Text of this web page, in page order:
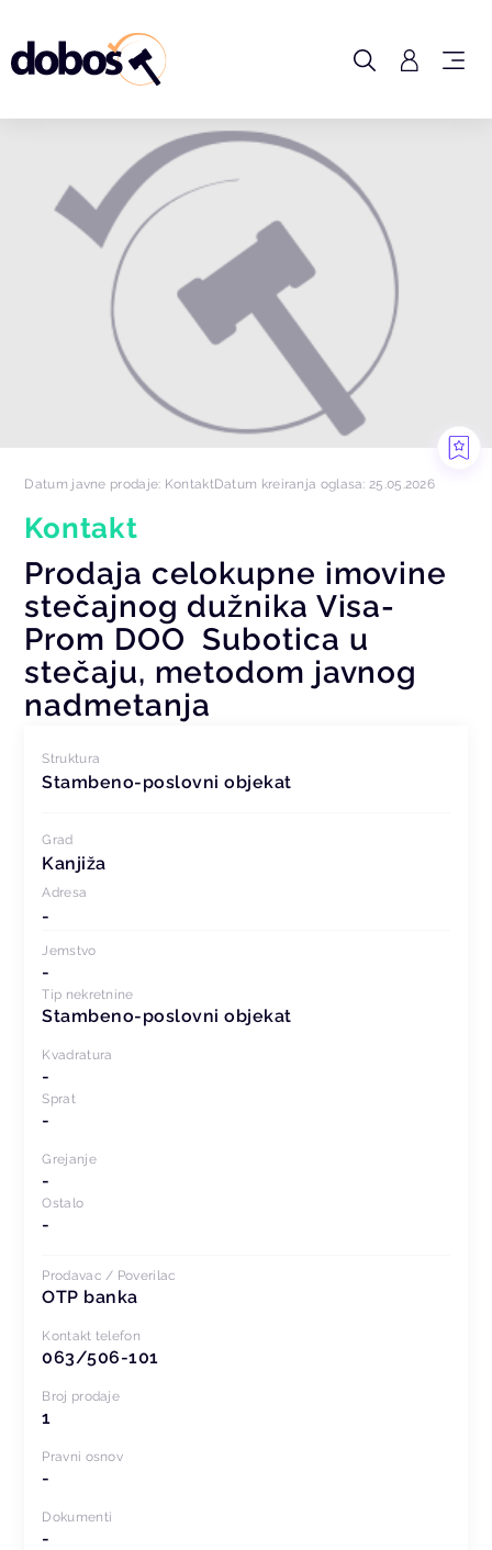
Datum javne prodaje: KontaktDatum kreiranja oglasa: 25.05.2026
Kontakt
Prodaja celokupne imovine
stečajnog dužnika Visa-
Prom DOO Subotica u
stečaju, metodom javnog
nadmetanja
Struktura
Stambeno-poslovni objekat
Grad
Kanjiža
Adresa
-
Jemstvo
-
Tip nekretnine
Stambeno-poslovni objekat
Kvadratura
-
Sprat
-
Grejanje
-
Ostalo
-
Prodavac / Poverilac
OTP banka
Kontakt telefon
063/506-101
Broj prodaje
1
Pravni osnov
-
Dokumenti
-